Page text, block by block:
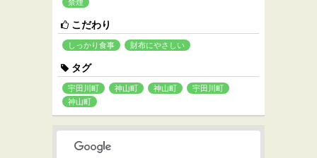
禁煙
こだわり
しっかり食事 財布にやさしい
タグ
宇田川町 神山町 神山町
宇田川町
神山町